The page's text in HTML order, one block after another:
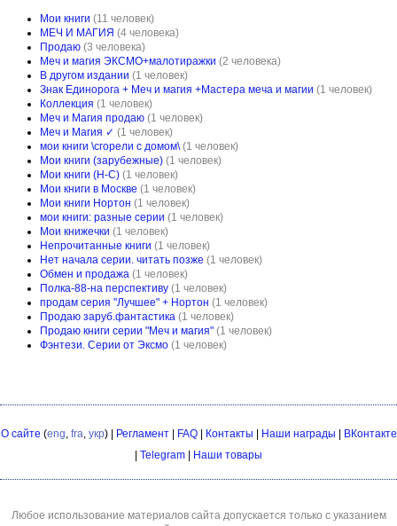
Мои книги (11 человек)
МЕЧ И МАГИЯ (4 человека)
Продаю (3 человека)
Меч и магия ЭКСМО+малотиражки (2 человека)
В другом издании (1 человек)
Знак Единорога + Меч и магия +Мастера меча и магии (1 человек)
Коллекция (1 человек)
Меч и Магия продаю (1 человек)
Меч и Магия ✓ (1 человек)
мои книги \сгорели с домом\ (1 человек)
Мои книги (зарубежные) (1 человек)
Мои книги (Н-С) (1 человек)
Мои книги в Москве (1 человек)
Мои книги Нортон (1 человек)
мои книги: разные серии (1 человек)
Мои книжечки (1 человек)
Непрочитанные книги (1 человек)
Нет начала серии. читать позже (1 человек)
Обмен и продажа (1 человек)
Полка-88-на перспективу (1 человек)
продам серия "Лучшее" + Нортон (1 человек)
Продаю заруб.фантастика (1 человек)
Продаю книги серии "Меч и магия" (1 человек)
Фэнтези. Серии от Эксмо (1 человек)
О сайте (eng, fra, укр) | Регламент| FAQ| Контакты Наши награды
ВКонтакте
Telegram Наши товары
Любое использование материалов сайта допускается только с указанием